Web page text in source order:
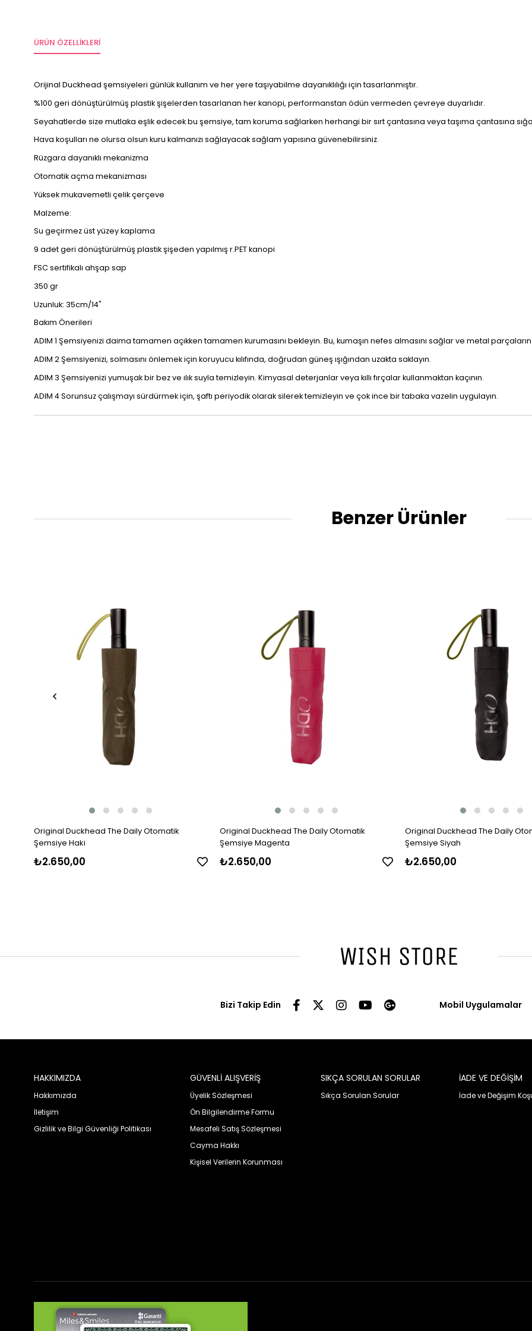
ÜRÜN ÖZELLIKLERI
Orijinal Duckhead şemsiyeleri günlük kullanım ve her yere taşıyabilme dayanıklılığı için tasarlanmıştır.
%100 geri dönüştürülmüş plastik şişelerden tasarlanan her kanopi, performanstan ödün vermeden çevreye duyarlıdır.
Seyahatlerde size mutlaka eşlik edecek bu şemsiye, tam koruma sağlarken herhangi bir sırt çantasına veya taşıma çantasına
Hava koşulları ne olursa olsun kuru kalmanızı sağlayacak sağlam yapısına güvenebilirsiniz.
Rüzgara dayanıklı mekanizma
Otomatik açma mekanizması
Yüksek mukavemetli çelik çerçeve
Malzeme:
Su geçirmez üst yüzey kaplama
9 adet geri dönüştürülmüş plastik şişeden yapılmış r.PET kanopi
FSC sertifikalı ahşap sap
350 gr
Uzunluk: 35cm/14"
Bakım Önerileri
ADIM 1 Şemsiyenizi daima tamamen açıkken tamamen kurumasını bekleyin. Bu, kumaşın nefes almasını sağlar ve metal
ADIM 2 Şemsiyenizi, solmasını önlemek için koruyucu kılıfında, doğrudan güneş ışığından uzakta saklayın.
ADIM 3 Şemsiyenizi yumuşak bir bez ve ılık suyla temizleyin. Kimyasal deterjanlar veya kıllı fırçalar kullanmaktan kaçının.
ADIM 4 Sorunsuz çalışmayı sürdürmek için, şaftı periyodik olarak silerek temizleyin ve çok ince bir tabaka vazelin uygulayın.
Benzer Ürünler
Original Duckhead The Daily Otomatik
Şemsiye Haki
₺2.650,00
Original Duckhead The Daily Otomatik
Şemsiye Magenta
₺2.650,00
Original Duckhead The Daily
Şemsiye Siyah
₺2.650,00
Bizi Takip Edin Mobil Uygulamalar
HAKKIMIZDA
Hakkımızda
İletişim
Gizlilik ve Bilgi Güvenliği Politikası
GÜVENLİ ALIŞVERİŞ
Üyelik Sözleşmesi
Ön Bilgilendirme Formu
Mesafeli Satış Sözleşmesi
Cayma Hakkı
Kişisel Verilerin Korunması
SIKÇA SORULAN SORULAR
Sıkça Sorulan Sorular
İADE VE DEĞİŞİM
İade ve Değişim